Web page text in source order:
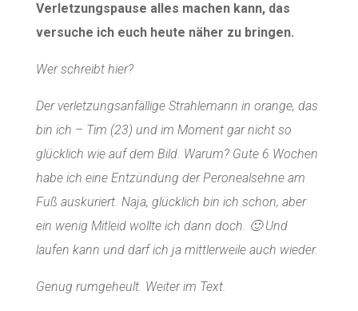
Verletzungspause alles machen kann, das
versuche ich euch heute näher zu bringen.
Wer schreibt hier?
Der verletzungsanfällige Strahlemann in orange, das
bin ich – Tim (23) und im Moment gar nicht so
glücklich wie auf dem Bild. Warum? Gute 6 Wochen
habe ich eine Entzündung der Peronealsehne am
Fuß auskuriert. Naja, glücklich bin ich schon, aber
ein wenig Mitleid wollte ich dann doch. 🙂 Und
laufen kann und darf ich ja mittlerweile auch wieder.
Genug rumgeheult. Weiter im Text.